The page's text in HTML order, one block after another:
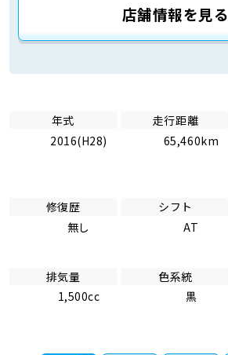
店舗情報を見る
年式
2016(H28)
走行距離
65,460km
修復歴
無し
シフト
AT
排気量
1,500cc
色系統
黒